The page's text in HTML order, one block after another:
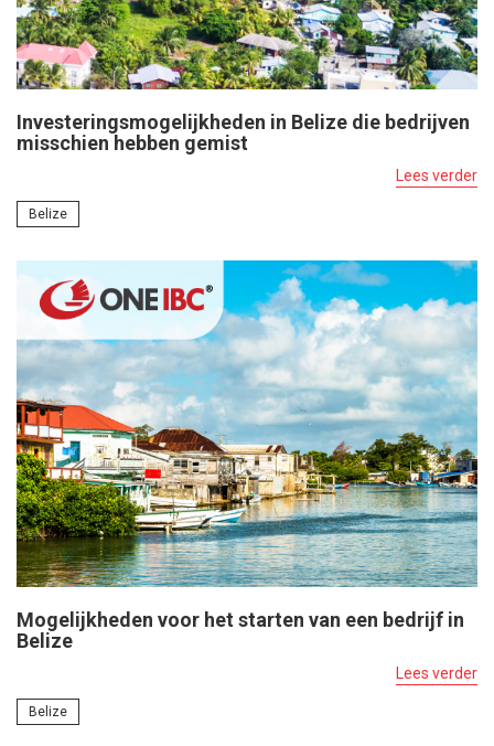
Investeringsmogelijkheden in Belize die bedrijven
misschien hebben gemist
Lees verder
Belize
Mogelijkheden voor het starten van een bedrijf in
Belize
Lees verder
Belize